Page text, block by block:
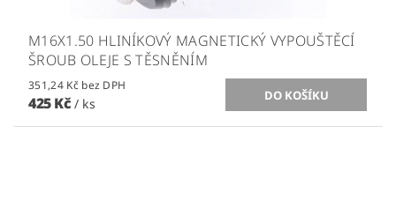
M16X1.50 HLINÍKOVÝ MAGNETICKÝ VYPOUŠTĚCÍ
ŠROUB OLEJE S TĚSNĚNÍM
351,24 Kč bez DPH
425 Kč / ks